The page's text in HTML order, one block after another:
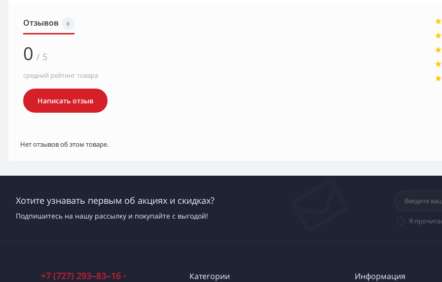
Отзывов 0
0 / 5
средний рейтинг товара
Написать отзыв
Нет отзывов об этом товаре.
Хотите узнавать первым об акциях и скидках?
Подпишитесь на нашу рассылку и покупайте с выгодой!
Я
+7 (727) 293‒83‒16 Категории Информация